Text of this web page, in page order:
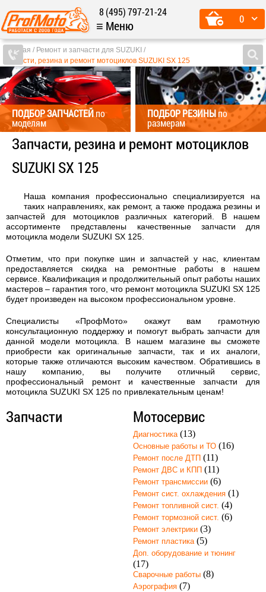
8 (495) 797-21-24
0
≡ Меню
Главная
Ремонт и запчасти для SUZUKI
Запчасти, резина и ремонт мотоциклов SUZUKI SX 125
ПОДБОР ЗАПЧАСТЕЙпо
моделям
ПОДБОР РЕЗИНЫпо
размерам
Запчасти, резина и ремонт мотоциклов
SUZUKI SX 125
Наша компания профессионально специализируется на
таких направлениях, как ремонт, а также продажа резины и
запчастей для мотоциклов различных категорий. В нашем
ассортименте представлены качественные запчасти для
мотоцикла модели SUZUKI SX 125.
Отметим, что при покупке шин и запчастей у нас, клиентам
предоставляется скидка на ремонтные работы в нашем
сервисе. Квалификация и продолжительный опыт работы наших
мастеров – гарантия того, что ремонт мотоцикла SUZUKI SX 125
будет произведен на высоком профессиональном уровне.
Специалисты «ПрофМото» окажут вам грамотную
консультационную поддержку и помогут выбрать запчасти для
данной модели мотоцикла. В нашем магазине вы сможете
приобрести как оригинальные запчасти, так и их аналоги,
которые также отличаются высоким качеством. Обратившись в
нашу компанию, вы получите отличный сервис,
профессиональный ремонт и качественные запчасти для
мотоцикла SUZUKI SX 125 по привлекательным ценам!
Запчасти Мотосервис
Диагностика(13)
Основные работы и ТО(16)
Ремонт после ДТП(11)
Ремонт ДВС и КПП(11)
Ремонт трансмиссии(6)
Ремонт сист. охлаждения(1)
Ремонт топливной сист. (4)
Ремонт тормозной сист. (6)
Ремонт электрики(3)
Ремонт пластика(5)
Доп. оборудование и тюнинг
(17)
Сварочные работы(8)
Аэрография(7)